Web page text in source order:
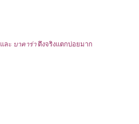
และ บาคาร่าตึงจริงแตกบ่อยมาก